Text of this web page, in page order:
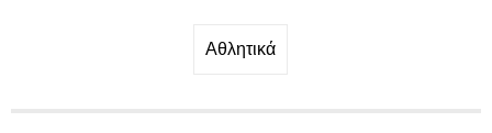
Αθλητικά